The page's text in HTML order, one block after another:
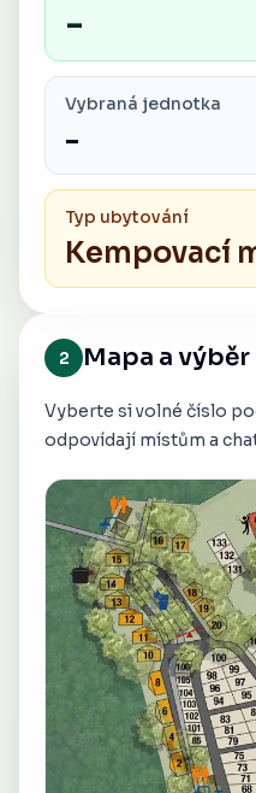
-
Vybraná jednotka
-
Typ ubytování
Kempovací
2 Mapa a
Vyberte si volné číslo
odpovídají místům a